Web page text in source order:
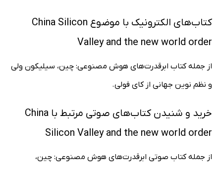
کتاب‌های الکترونیک با موضوع China Silicon
Valley and the new world order
از جمله کتاب ابرقدرت‌های هوش مصنوعی: چین، سیلیکون ولی
و نظم نوین جهانی از کای فولی.
خرید و شنیدن کتاب‌های صوتی مرتبط با China
Silicon Valley and the new world order
از جمله کتاب صوتی ابرقدرت‌های هوش مصنوعی: چین،